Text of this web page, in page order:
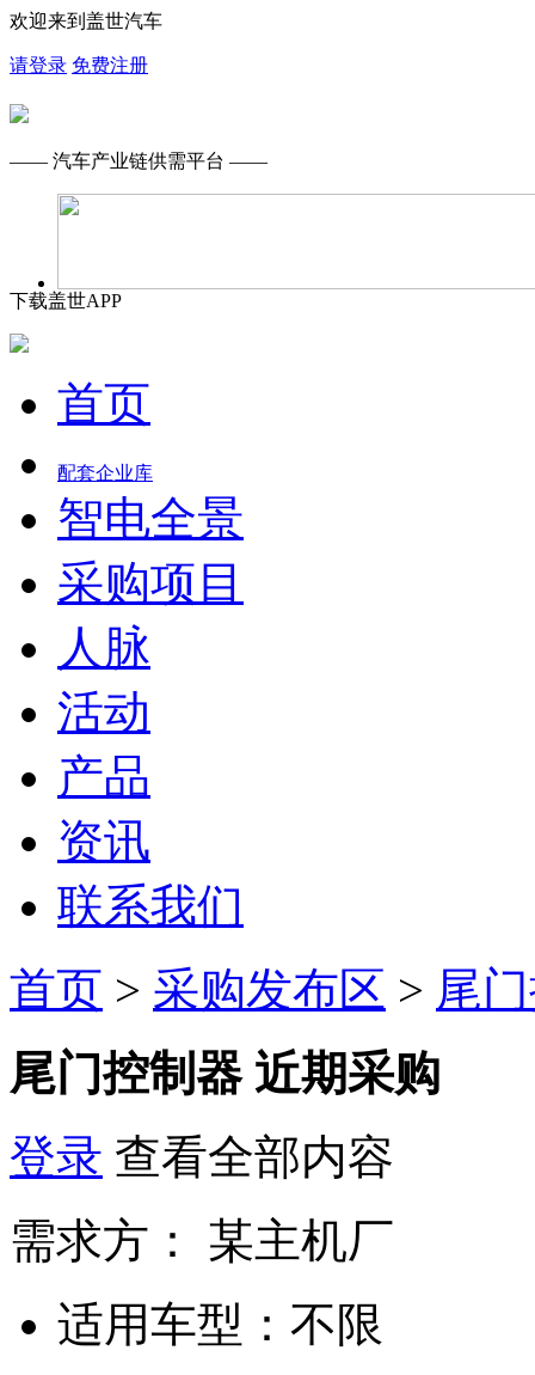
欢迎来到盖世汽车
请登录 免费注册
—— 汽车产业链供需平台 ——
下载盖世APP
首页
配套企业库
智电全景
采购项目
人脉
活动
产品
资讯
联系我们
首页 > 采购发布区 > 尾
尾门控制器 近期采购
登录 查看全部内容
需求方：
某主机厂
适用车型： 不限